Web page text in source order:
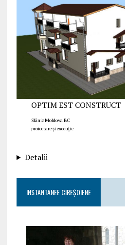
OPTIM EST CONSTRUCT
Slănic Moldova BC
proiectare și execuție
Detalii
INSTANTANEE CIREȘOIENE